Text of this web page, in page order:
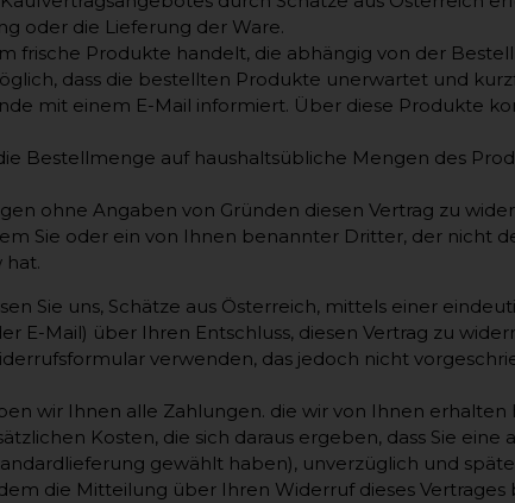
oder die Lieferung der Ware.
frische Produkte handelt, die abhängig von der
dass die bestellten Produkte unerwartet und
mit einem E-Mail informiert. Über diese Produkte
Bestellmenge auf haushaltsübliche Mengen des
ohne Angaben von Gründen diesen Vertrag zu
Sie oder ein von Ihnen benannter Dritter, der nicht
hat.
Sie uns, Schätze aus Österreich, mittels einer
E-Mail) über Ihren Entschluss, diesen Vertrag zu
verwenden, das jedoch nicht
wir Ihnen alle Zahlungen. die wir von Ihnen erhalten
Kosten, die sich daraus ergeben, dass Sie eine
gewählt haben), unverzüglich und
die Mitteilung über Ihren Widerruf dieses Vertrages